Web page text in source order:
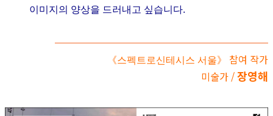
이미지의 양상을 드러내고 싶습니다.
《스펙트로신테시스 서울》
참여 작가
미술가 /장영해